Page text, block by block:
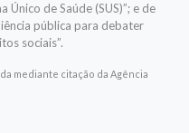
Único de Saúde (SUS)”; e de
pública para debater
sociais”.
mediante citação da Agência